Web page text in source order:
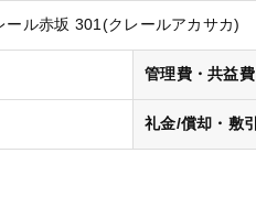
ール赤坂 301(クレールアカサカ)
管理費・共益費
礼金/償却・敷引